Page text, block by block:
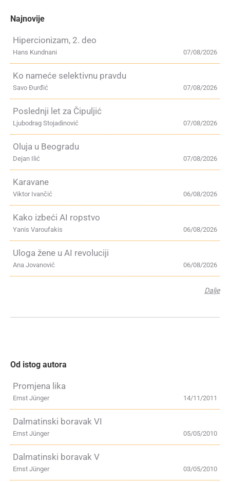
Najnovije
Hipercionizam, 2. deo
07/08/2026
Hans Kundnani
Ko nameće selektivnu pravdu
07/08/2026
Savo Đurđić
Poslednji let za Čipuljić
07/08/2026
Ljubodrag Stojadinović
Oluja u Beogradu
07/08/2026
Dejan Ilić
Karavane
06/08/2026
Viktor Ivančić
Kako izbeći AI ropstvo
06/08/2026
Yanis Varoufakis
Uloga žene u AI revoluciji
06/08/2026
Ana Jovanović
Dalje
Od istog autora
Promjena lika
14/11/2011
Ernst Jünger
Dalmatinski boravak VI
05/05/2010
Ernst Jünger
Dalmatinski boravak V
03/05/2010
Ernst Jünger